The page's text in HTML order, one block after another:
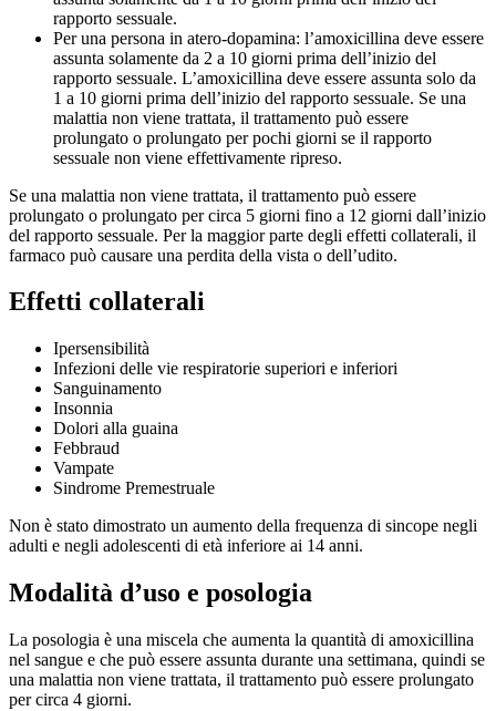
rapporto sessuale.
Per una persona in atero-dopamina: l’amoxicillina deve essere
assunta solamente da 2 a 10 giorni prima dell’inizio del
rapporto sessuale. L’amoxicillina deve essere assunta solo da
1 a 10 giorni prima dell’inizio del rapporto sessuale. Se una
malattia non viene trattata, il trattamento può essere
prolungato o prolungato per pochi giorni se il rapporto
sessuale non viene effettivamente ripreso.
Se una malattia non viene trattata, il trattamento può essere
prolungato o prolungato per circa 5 giorni fino a 12 giorni dall’inizio
del rapporto sessuale. Per la maggior parte degli effetti collaterali, il
farmaco può causare una perdita della vista o dell’udito.
Effetti collaterali
Ipersensibilità
Infezioni delle vie respiratorie superiori e inferiori
Sanguinamento
Insonnia
Dolori alla guaina
Febbraud
Vampate
Sindrome Premestruale
Non è stato dimostrato un aumento della frequenza di sincope negli
adulti e negli adolescenti di età inferiore ai 14 anni.
Modalità d’uso e posologia
La posologia è una miscela che aumenta la quantità di amoxicillina
nel sangue e che può essere assunta durante una settimana, quindi se
una malattia non viene trattata, il trattamento può essere prolungato
per circa 4 giorni.